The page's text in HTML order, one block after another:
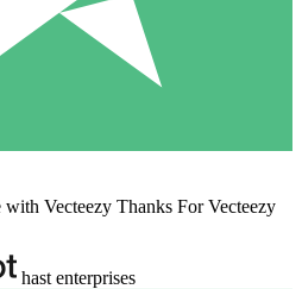
Vecteezy Thanks For Vecteezy
hast enterprises